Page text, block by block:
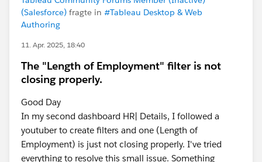
(Salesforce) fragte in #Tableau Desktop & Web
Authoring
11. Apr. 2025, 18:40
The "Length of Employment" filter is not
closing properly.
Good Day
In my second dashboard HR| Details, I followed a
youtuber to create filters and one (Length of
Employment) is just not closing properly. I've tried
everything to resolve this small issue. Something